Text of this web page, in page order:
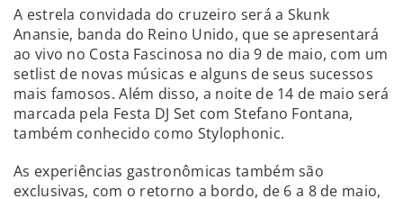
A estrela convidada do cruzeiro será a Skunk
Anansie, banda do Reino Unido, que se apresentará
ao vivo no Costa Fascinosa no dia 9 de maio, com um
setlist de novas músicas e alguns de seus sucessos
mais famosos. Além disso, a noite de 14 de maio será
marcada pela Festa DJ Set com Stefano Fontana,
também conhecido como Stylophonic.
As experiências gastronômicas também são
exclusivas, com o retorno a bordo, de 6 a 8 de maio,